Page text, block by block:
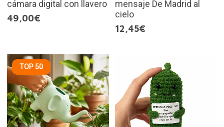
cámara digital con llavero
49,00€
mensaje De Madrid al
cielo
12,45€
TOP 50